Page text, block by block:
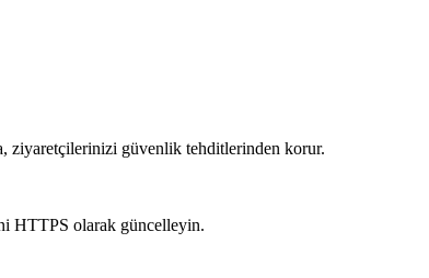
ziyaretçilerinizi güvenlik tehditlerinden korur.
HTTPS olarak güncelleyin.